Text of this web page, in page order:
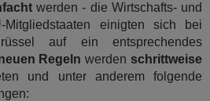
werden - die Wirtschafts- und
Mitgliedstaaten einigten sich bei
auf ein entsprechendes
Regeln werden schrittweise
und unter anderem folgende